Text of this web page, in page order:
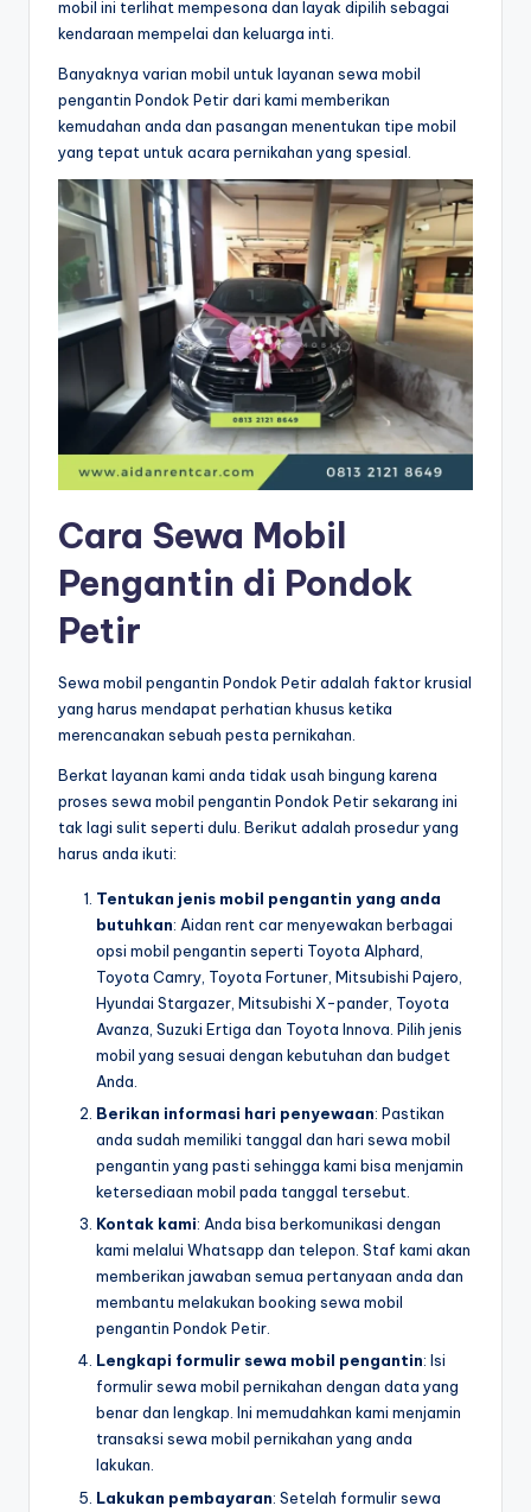
mobil ini terlihat mempesona dan layak dipilih sebagai
kendaraan mempelai dan keluarga inti.
Banyaknya varian mobil untuk layanan sewa mobil
pengantin Pondok Petir dari kami memberikan
kemudahan anda dan pasangan menentukan tipe mobil
yang tepat untuk acara pernikahan yang spesial.
Cara Sewa Mobil
Pengantin di Pondok
Petir
Sewa mobil pengantin Pondok Petir adalah faktor krusial
yang harus mendapat perhatian khusus ketika
merencanakan sebuah pesta pernikahan.
Berkat layanan kami anda tidak usah bingung karena
proses sewa mobil pengantin Pondok Petir sekarang ini
tak lagi sulit seperti dulu. Berikut adalah prosedur yang
harus anda ikuti:
Tentukan jenis mobil pengantin yang anda
butuhkan: Aidan rent car menyewakan berbagai
opsi mobil pengantin seperti Toyota Alphard,
Toyota Camry, Toyota Fortuner, Mitsubishi Pajero,
Hyundai Stargazer, Mitsubishi X-pander, Toyota
Avanza, Suzuki Ertiga dan Toyota Innova. Pilih jenis
mobil yang sesuai dengan kebutuhan dan budget
Anda.
Berikan informasi hari penyewaan: Pastikan
anda sudah memiliki tanggal dan hari sewa mobil
pengantin yang pasti sehingga kami bisa menjamin
ketersediaan mobil pada tanggal tersebut.
Kontak kami: Anda bisa berkomunikasi dengan
kami melalui Whatsapp dan telepon. Staf kami akan
memberikan jawaban semua pertanyaan anda dan
membantu melakukan booking sewa mobil
pengantin Pondok Petir.
Lengkapi formulir sewa mobil pengantin: Isi
formulir sewa mobil pernikahan dengan data yang
benar dan lengkap. Ini memudahkan kami menjamin
transaksi sewa mobil pernikahan yang anda
lakukan.
Lakukan pembayaran: Setelah formulir sewa